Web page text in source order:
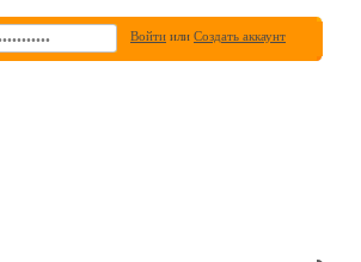
Войти или Создать аккаунт